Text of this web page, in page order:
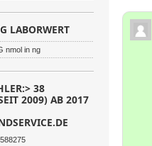
LABORWERT
nmol in ng
38
2009) AB 2017